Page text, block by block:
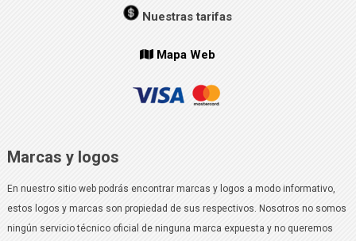
Nuestras tarifas
Mapa Web
Marcas y logos
En nuestro sitio web podrás encontrar marcas y logos a modo informativo,
estos logos y marcas son propiedad de sus respectivos. Nosotros no somos
ningún servicio técnico oficial de ninguna marca expuesta y no queremos